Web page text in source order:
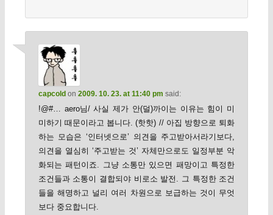
capcold on 2009. 10. 23. at 11:40 pm said:
!@#… aero님/ 사실 제가 안(덜)까이는 이유는 힘이 미
미하기 때문이라고 봅니다. (핫핫) // 아집 방향으로 퇴화
하는 모습은 ‘인터넷으로’ 의견을 주고받아서라기보다,
의견을 열심히 ‘주고받는 것’ 자체만으로도 일정부분 악
화되는 패턴이죠. 그냥 소통만 있으면 패망이고 특정한
조건들과 소통이 결합되야 비로소 발전. 그 특정한 조건
들을 해명하고 널리 여러 차원으로 보급하는 것이 무엇
보다 중요합니다.